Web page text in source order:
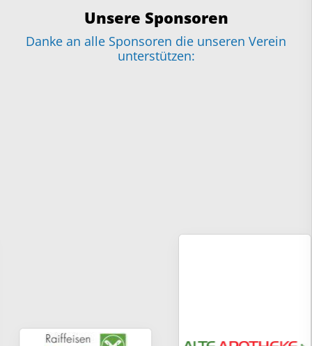
Unsere Sponsoren
Danke an alle Sponsoren die unseren Verein
unterstützen: